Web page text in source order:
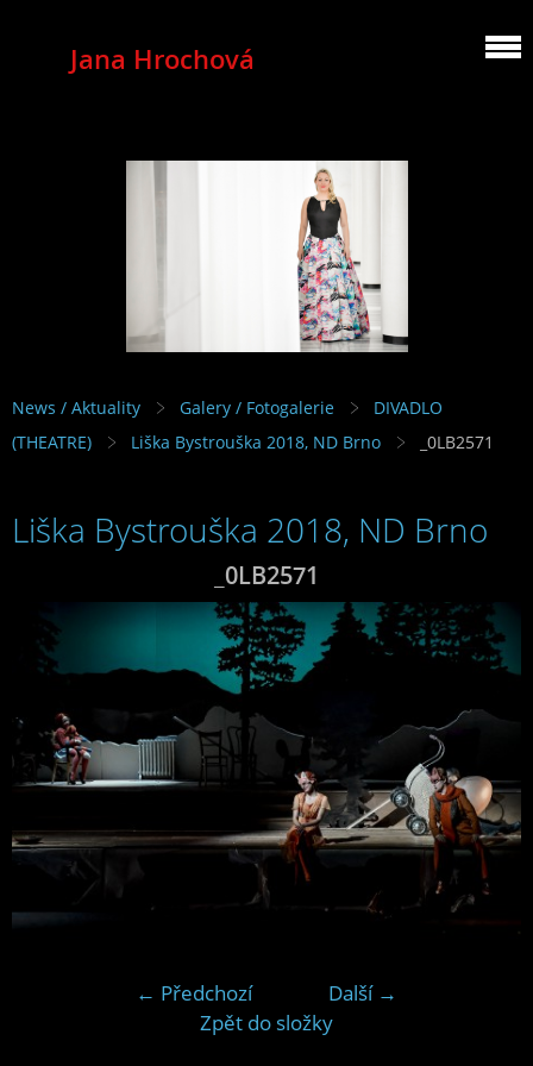
Jana Hrochová
MEZZOSOPRANO
News / Aktuality Galery / Fotogalerie
DIVADLO
(THEATRE)
Liška Bystrouška 2018, ND Brno _0LB2571
Liška Bystrouška 2018, ND Brno
_0LB2571
← Předchozí
Další →
Zpět do složky